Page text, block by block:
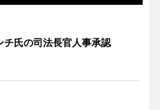
チ氏の司法長官人事承認